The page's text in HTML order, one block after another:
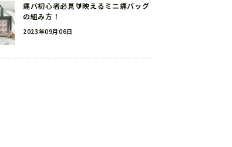
痛バ初心者必見🔰映えるミニ痛バッグ
の組み方！
2023年09月06日